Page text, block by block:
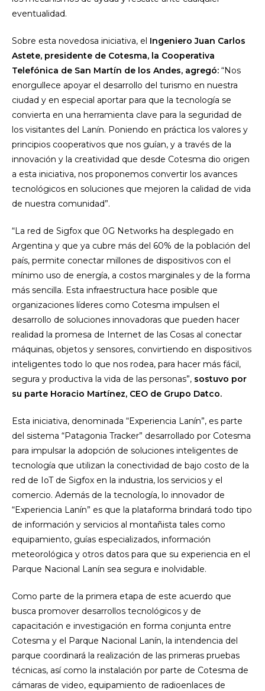
eventualidad.
Sobre esta novedosa iniciativa, el Ingeniero Juan Carlos
Astete, presidente de Cotesma, la Cooperativa
Telefónica de San Martín de los Andes, agregó: “Nos
enorgullece apoyar el desarrollo del turismo en nuestra
ciudad y en especial aportar para que la tecnología se
convierta en una herramienta clave para la seguridad de
los visitantes del Lanín. Poniendo en práctica los valores y
principios cooperativos que nos guían, y a través de la
innovación y la creatividad que desde Cotesma dio origen
a esta iniciativa, nos proponemos convertir los avances
tecnológicos en soluciones que mejoren la calidad de vida
de nuestra comunidad”.
“La red de Sigfox que 0G Networks ha desplegado en
Argentina y que ya cubre más del 60% de la población del
país, permite conectar millones de dispositivos con el
mínimo uso de energía, a costos marginales y de la forma
más sencilla. Esta infraestructura hace posible que
organizaciones líderes como Cotesma impulsen el
desarrollo de soluciones innovadoras que pueden hacer
realidad la promesa de Internet de las Cosas al conectar
máquinas, objetos y sensores, convirtiendo en dispositivos
inteligentes todo lo que nos rodea, para hacer más fácil,
segura y productiva la vida de las personas”, sostuvo por
su parte Horacio Martínez, CEO de Grupo Datco.
Esta iniciativa, denominada “Experiencia Lanín”, es parte
del sistema “Patagonia Tracker” desarrollado por Cotesma
para impulsar la adopción de soluciones inteligentes de
tecnología que utilizan la conectividad de bajo costo de la
red de IoT de Sigfox en la industria, los servicios y el
comercio. Además de la tecnología, lo innovador de
“Experiencia Lanín” es que la plataforma brindará todo tipo
de información y servicios al montañista tales como
equipamiento, guías especializados, información
meteorológica y otros datos para que su experiencia en el
Parque Nacional Lanín sea segura e inolvidable.
Como parte de la primera etapa de este acuerdo que
busca promover desarrollos tecnológicos y de
capacitación e investigación en forma conjunta entre
Cotesma y el Parque Nacional Lanín, la intendencia del
parque coordinará la realización de las primeras pruebas
técnicas, así como la instalación por parte de Cotesma de
cámaras de video, equipamiento de radioenlaces de